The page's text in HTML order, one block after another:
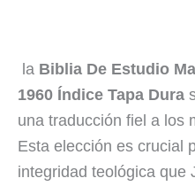
la Biblia De Estudio
1960 Índice Tapa Dura
una traducción fiel a los
Esta elección es crucial
integridad teológica que